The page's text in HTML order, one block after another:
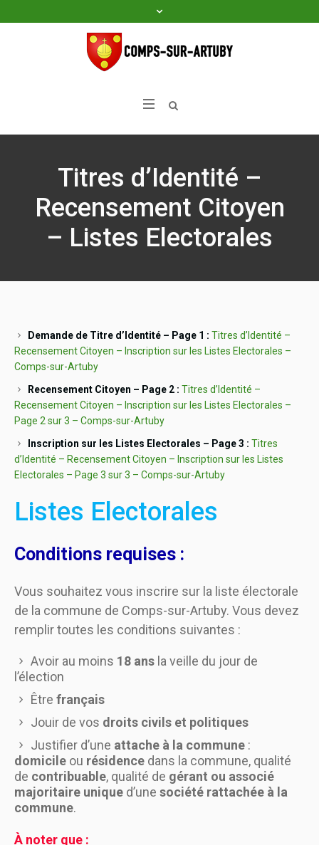
Titres d’Identité –
Recensement Citoyen
– Listes Electorales
Demande de Titre d’Identité – Page 1 : Titres d’Identité –
Recensement Citoyen – Inscription sur les Listes Electorales –
Comps-sur-Artuby
Recensement Citoyen – Page 2 : Titres d’Identité –
Recensement Citoyen – Inscription sur les Listes Electorales –
Page 2 sur 3 – Comps-sur-Artuby
Inscription sur les Listes Electorales – Page 3 : Titres
d’Identité – Recensement Citoyen – Inscription sur les Listes
Electorales – Page 3 sur 3 – Comps-sur-Artuby
Listes Electorales
Conditions requises :
Vous souhaitez vous inscrire sur la liste électorale
de la commune de Comps-sur-Artuby. Vous devez
remplir toutes les conditions suivantes :
Avoir au moins 18 ans la veille du jour de
l’élection
Être français
Jouir de vos droits civils et politiques
Justifier d’une attache à la commune :
domicile ou résidence dans la commune, qualité
de contribuable, qualité de gérant ou associé
majoritaire unique d’une société rattachée à la
commune.
À noter que :